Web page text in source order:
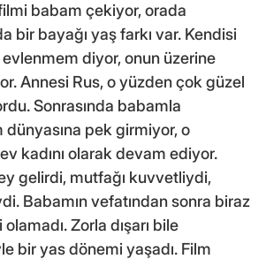
babam çekiyor, orada
bir bayağı yaş farkı var. Kendisi
diyor, onun üzerine
Annesi Rus, o yüzden çok güzel
Sonrasında babamla
dünyasına pek girmiyor, o
kadını olarak devam ediyor.
gelirdi, mutfağı kuvvetliydi,
Babamın vefatından sonra biraz
Zorla dışarı bile
bir yas dönemi yaşadı. Film